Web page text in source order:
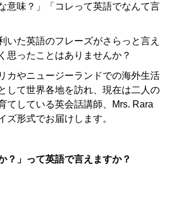
意味？」「コレって英語でなんて言
いた英語のフレーズがさらっと言え
思ったことはありませんか？
カやニュージーランドでの海外生活
して世界各地を訪れ、現在は二人の
てしている英会話講師、Mrs. Rara
ズ形式でお届けします。
？」って英語で言えますか？